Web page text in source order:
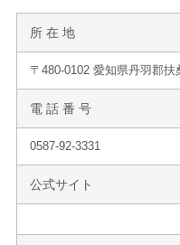
所 在 地
〒480-0102 愛知県丹羽郡扶
電 話 番 号
0587-92-3331
公式サイト